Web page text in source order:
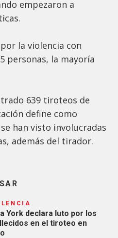
empezaron a
la violencia con
personas, la mayoría
639 tiroteos de
define como
han visto involucradas
además del tirador.
York declara luto por los
en el tiroteo en